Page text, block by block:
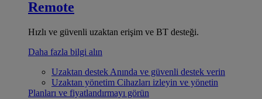
Remote
Hızlı ve güvenli uzaktan erişim ve BT desteği.
Daha fazla bilgi alın
Uzaktan destek Anında ve güvenli destek verin
Uzaktan yönetim Cihazları izleyin ve yönetin
Planları ve fiyatlandırmayı görün